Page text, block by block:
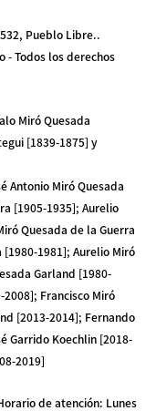
Pueblo Libre..
- Todos los derechos
Miró Quesada
[1839-1875] y
Antonio Miró Quesada
[1905-1935]; Aurelio
Quesada de la Guerra
[1980-1981]; Aurelio Miró
Garland [1980-
Francisco Miró
[2013-2014]; Fernando
Garrido Koechlin [2018-
2019]
de atención: Lunes